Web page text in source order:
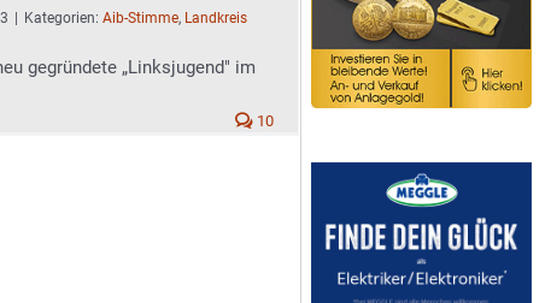
Kategorien: Aib-Stimme, Landkreis
gegründete „Linksjugend" im
10